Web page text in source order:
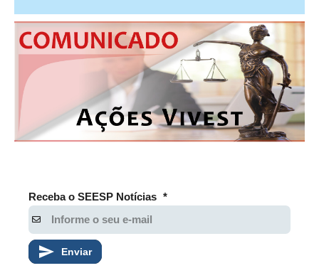
ATUALIZAÇÃO CADASTRAL
NÚCLEO JOVEM
Receba o SEESP Notícias *
Enviar